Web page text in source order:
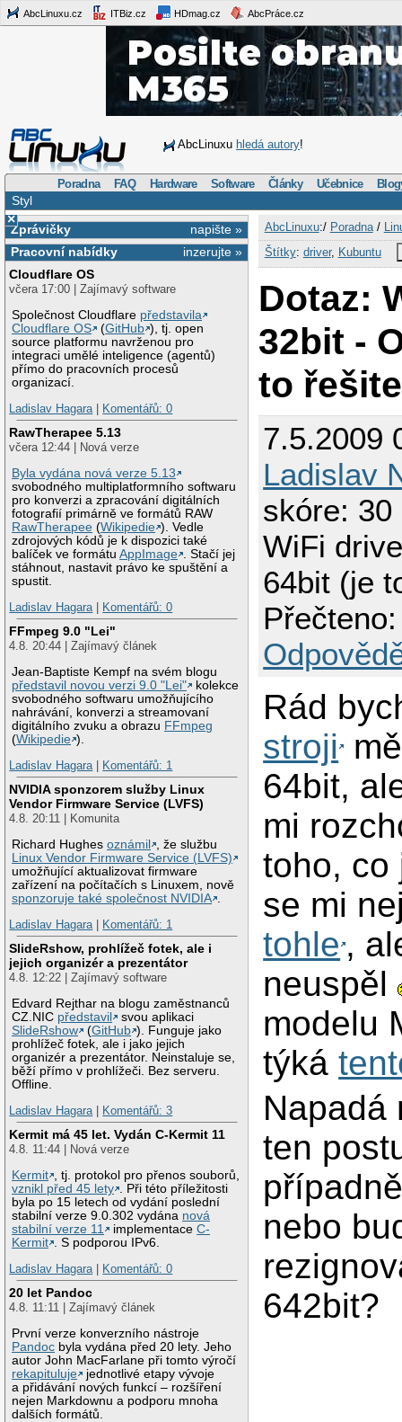
AbcLinuxu.cz ITBiz.cz HDmag.cz AbcPráce.cz
AbcLinuxu hledá autory!
Poradna FAQ Hardware Software Články Učebnice
Styl
×
napište »
Zprávičky
inzerujte »
Pracovní nabídky
Cloudflare OS
včera 17:00 | Zajímavý software
Společnost Cloudflare představila
Cloudflare OS
(GitHub ), tj. open
source platformu navrženou pro
integraci umělé inteligence (agentů)
přímo do pracovních procesů
organizací.
Ladislav Hagara| Komentářů: 0
RawTherapee 5.13
včera 12:44 | Nová verze
Byla vydána nová verze 5.13
svobodného multiplatformního softwaru
pro konverzi a zpracování digitálních
fotografií primárně ve formátů RAW
RawTherapee (Wikipedie ). Vedle
zdrojových kódů je k dispozici také
balíček ve formátuAppImage
. Stačí jej
stáhnout, nastavit právo ke spuštění a
spustit.
Ladislav Hagara| Komentářů: 0
FFmpeg 9.0 "Lei"
4.8. 20:44 | Zajímavý článek
Jean-Baptiste Kempf na svém blogu
představil novou verzi 9.0 "Lei"
kolekce
svobodného softwaru umožňujícího
nahrávání, konverzi a streamovaní
digitálního zvuku a obrazu FFmpeg
(Wikipedie ).
Ladislav Hagara| Komentářů: 1
NVIDIA sponzorem služby Linux
Vendor Firmware Service (LVFS)
4.8. 20:11 | Komunita
Richard Hughesoznámil
, že službu
Linux Vendor Firmware Service (LVFS)
umožňující aktualizovat firmware
zařízení na počítačích s Linuxem, nově
sponzoruje také společnost NVIDIA
Ladislav Hagara| Komentářů: 1
SlideRshow, prohlížeč fotek, ale i
jejich organizér a prezentátor
4.8. 12:22 | Zajímavý software
Edvard Rejthar na blogu zaměstnanců
CZ.NIC představil
svou aplikaci
SlideRshow
(GitHub ). Funguje jako
prohlížeč fotek, ale i jako jejich
organizér a prezentátor. Neinstaluje se,
běží přímo v prohlížeči. Bez serveru.
Offline.
Ladislav Hagara| Komentářů: 3
Kermit má 45 let. Vydán C-Kermit 11
4.8. 11:44 | Nová verze
Kermit
, tj. protokol pro přenos souborů,
vznikl před 45 lety
. Při této příležitosti
byla po 15 letech od vydání poslední
stabilní verze 9.0.302 vydána nová
stabilní verze 11
implementaceC-
Kermit
. S podporou IPv6.
Ladislav Hagara| Komentářů: 0
20 let Pandoc
4.8. 11:11 | Zajímavý článek
První verze konverzního nástroje
Pandoc byla vydána před 20 lety. Jeho
autor John MacFarlane při tomto výročí
rekapituluje
jednotlivé etapy vývoje
a přidávání nových funkcí – rozšíření
nejen Markdownu a podporu mnoha
dalších formátů.
AbcLinuxu:/ Poradna/
Štítky: driver, Kubuntu
Dotaz:
32bit -
to
7.5.2009
Ladislav
skóre:
WiFi
64bit (je
Rád
stroji
64bit,
mi
toho, co
se mi
tohle ,
neuspěl
modelu
týká
Napadá
ten
nebo
642bit?